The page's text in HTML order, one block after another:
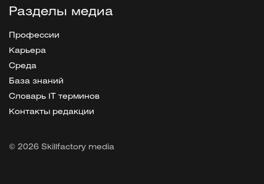
Разделы медиа
Профессии
Карьера
Среда
База знаний
Словарь IT терминов
Контакты редакции
© 2026 Skillfactory media